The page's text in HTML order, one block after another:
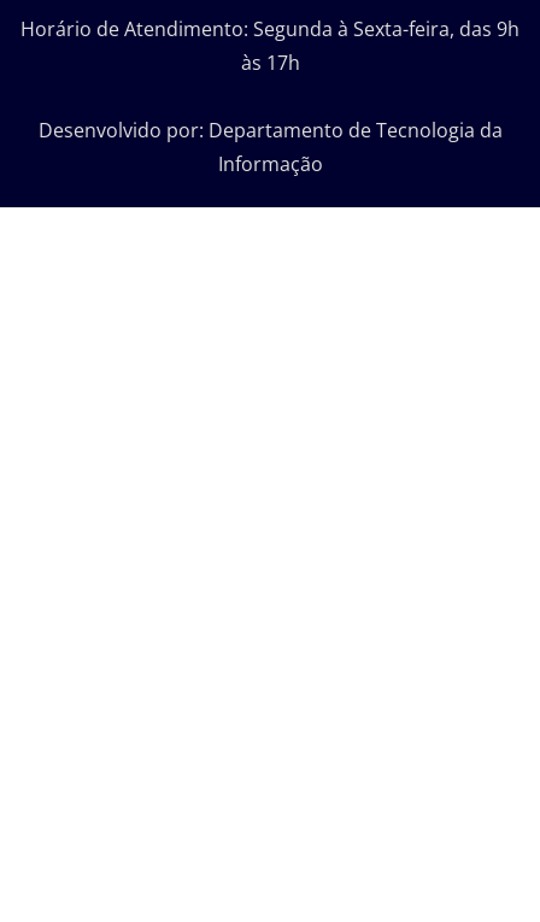
Horário de Atendimento: Segunda à Sexta-feira, das 9h
às 17h
Desenvolvido por: Departamento de Tecnologia da
Informação